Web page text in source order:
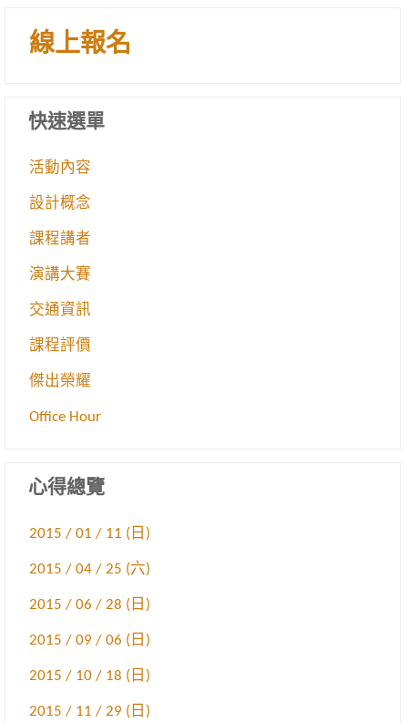
線上報名
快速選單
活動內容
設計概念
課程講者
演講大賽
交通資訊
課程評價
傑出榮耀
Office Hour
心得總覽
2015 / 01 / 11 (日)
2015 / 04 / 25 (六)
2015 / 06 / 28 (日)
2015 / 09 / 06 (日)
2015 / 10 / 18 (日)
2015 / 11 / 29 (日)